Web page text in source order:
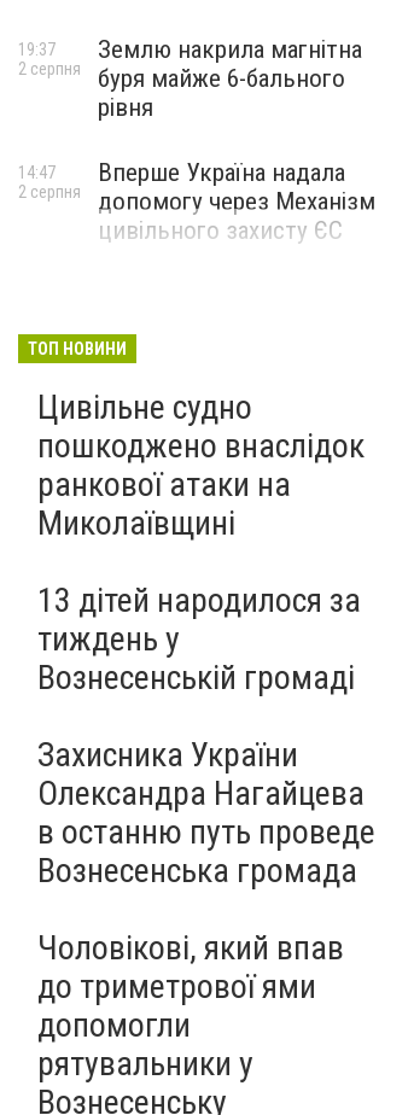
Землю накрила магнітна
буря майже 6-бального
рівня
19:37
2 серпня
Вперше Україна надала
допомогу через Механізм
цивільного захисту ЄС
14:47
2 серпня
ТОП НОВИНИ
Цивільне судно
пошкоджено внаслідок
ранкової атаки на
Миколаївщині
13 дітей народилося за
тиждень у
Вознесенській громаді
Захисника України
Олександра Нагайцева
в останню путь проведе
Вознесенська громада
Чоловікові, який впав
до триметрової ями
допомогли
рятувальники у
Вознесенську